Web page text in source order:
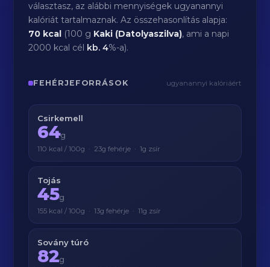
választasz, az alábbi mennyiségek ugyanannyi
kalóriát tartalmaznak. Az összehasonlítás alapja:
70 kcal (100 g Kaki (Datolyaszilva), ami a napi
2000 kcal cél kb.4%-a).
FEHÉRJEFORRÁSOK ugyanannyi kalóriáért
Csirkemell
64g
110 kcal / 100g · 23g fehérje · 1g zsír
Tojás
45g
155 kcal / 100g · 13g fehérje · 11g zsír
Sovány túró
82g